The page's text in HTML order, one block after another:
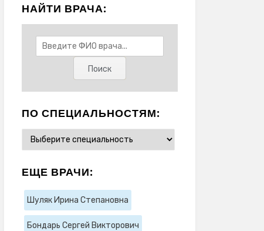
НАЙТИ ВРАЧА:
ПО СПЕЦИАЛЬНОСТЯМ:
ЕЩЕ ВРАЧИ:
Шуляк Ирина Степановна
Бондарь Сергей Викторович